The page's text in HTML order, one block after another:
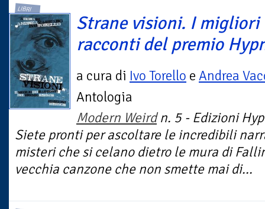
LIBRI
Strane visioni. I migliori
racconti del premio
a cura di Ivo Torello e Andrea
Antologia
Modern Weirdn. 5 - Edizioni
Siete pronti per ascoltare le incredibili
misteri che si celano dietro le mura di
vecchia canzone che non smette mai di...